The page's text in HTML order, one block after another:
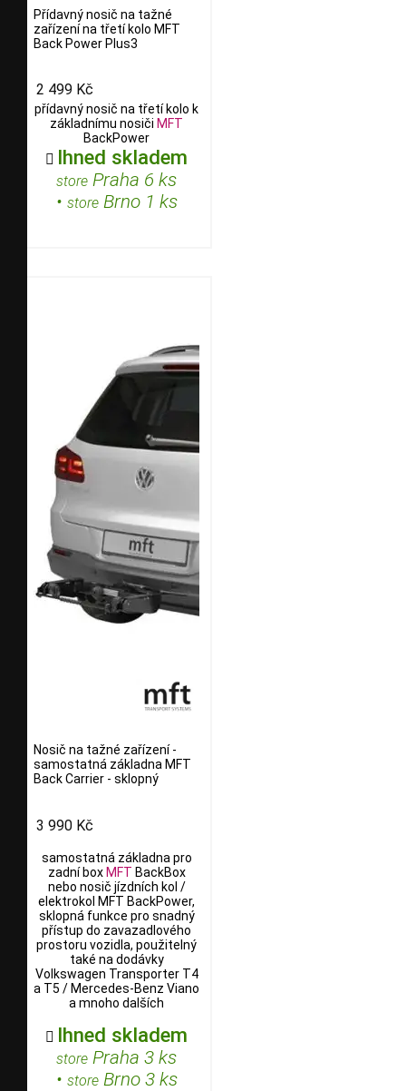
Přídavný nosič na tažné
zařízení na třetí kolo MFT
Back Power Plus3
2 499 Kč
přídavný nosič na třetí kolo k
základnímu nosiči MFT
BackPower
 Ihned skladem
store Praha 6 ks
• storeBrno 1 ks
Nosič na tažné zařízení -
samostatná základna MFT
Back Carrier - sklopný
3 990 Kč
samostatná základna pro
zadní box MFT BackBox
nebo nosič jízdních kol /
elektrokol MFT BackPower,
sklopná funkce pro snadný
přístup do zavazadlového
prostoru vozidla, použitelný
také na dodávky
Volkswagen Transporter T4
a T5 / Mercedes-Benz Viano
a mnoho dalších
 Ihned skladem
store Praha 3 ks
• storeBrno 3 ks